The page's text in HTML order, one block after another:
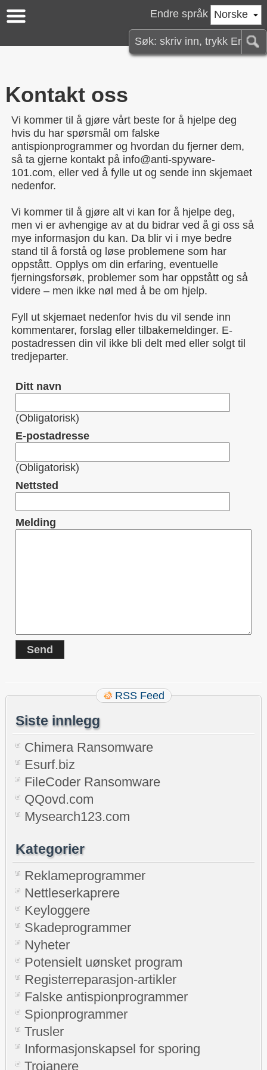
Norske
Endre språk
Kontakt oss
Vi kommer til å gjøre vårt beste for å hjelpe deg
hvis du har spørsmål om falske
antispionprogrammer og hvordan du fjerner dem,
så ta gjerne kontakt på info@anti-spyware-
101.com, eller ved å fylle ut og sende inn skjemaet
nedenfor.
Vi kommer til å gjøre alt vi kan for å hjelpe deg,
men vi er avhengige av at du bidrar ved å gi oss så
mye informasjon du kan. Da blir vi i mye bedre
stand til å forstå og løse problemene som har
oppstått. Opplys om din erfaring, eventuelle
fjerningsforsøk, problemer som har oppstått og så
videre – men ikke nøl med å be om hjelp.
Fyll ut skjemaet nedenfor hvis du vil sende inn
kommentarer, forslag eller tilbakemeldinger. E-
postadressen din vil ikke bli delt med eller solgt til
tredjeparter.
Ditt navn
(Obligatorisk)
E-postadresse
(Obligatorisk)
Nettsted
Melding
RSS Feed
Siste innlegg
Chimera Ransomware
Esurf.biz
FileCoder Ransomware
QQovd.com
Mysearch123.com
Kategorier
Reklameprogrammer
Nettleserkaprere
Keyloggere
Skadeprogrammer
Nyheter
Potensielt uønsket program
Registerreparasjon-artikler
Falske antispionprogrammer
Spionprogrammer
Trusler
Informasjonskapsel for sporing
Trojanere